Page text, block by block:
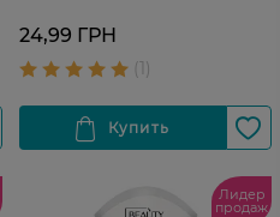
24,99 ГРН
Лидер
продаж